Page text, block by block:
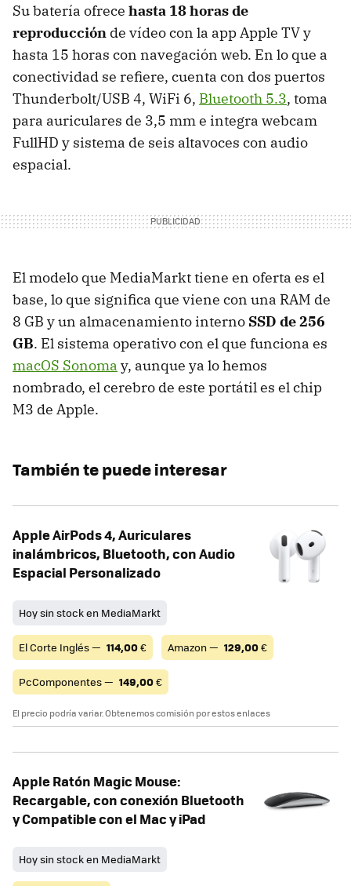
Su batería ofrece hasta 18 horas de
reproducción de vídeo con la app Apple TV y
hasta 15 horas con navegación web. En lo que a
conectividad se refiere, cuenta con dos puertos
Thunderbolt/USB 4, WiFi 6, Bluetooth 5.3, toma
para auriculares de 3,5 mm e integra webcam
FullHD y sistema de seis altavoces con audio
espacial.
El modelo que MediaMarkt tiene en oferta es el
base, lo que significa que viene con una RAM de
8 GB y un almacenamiento interno SSD de 256
GB. El sistema operativo con el que funciona es
macOS Sonoma y, aunque ya lo hemos
nombrado, el cerebro de este portátil es el chip
M3 de Apple.
También te puede interesar
Apple AirPods 4, Auriculares
inalámbricos, Bluetooth, con Audio
Espacial Personalizado
Hoy sin stock en MediaMarkt
El Corte Inglés — 114,00€ Amazon — 129,00€
PcComponentes — 149,00€
El precio podría variar. Obtenemos comisión por estos enlaces
Apple Ratón Magic Mouse:
Recargable, con conexión Bluetooth
y Compatible con el Mac y iPad
Hoy sin stock en MediaMarkt